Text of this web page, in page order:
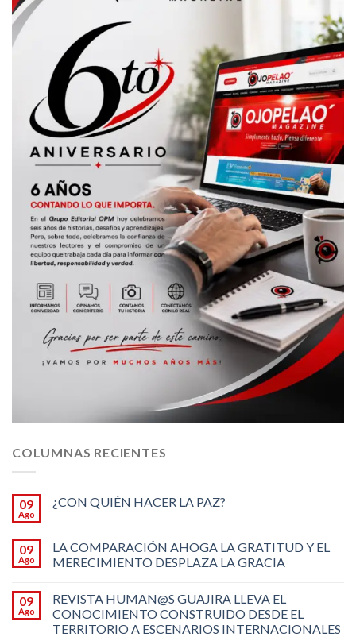
COLUMNAS RECIENTES
09
Ago
¿CON QUIÉN HACER LA PAZ?
09
Ago
LA COMPARACIÓN AHOGA LA GRATITUD Y EL
MERECIMIENTO DESPLAZA LA GRACIA
09
Ago
REVISTA HUMAN@S GUAJIRA LLEVA EL
CONOCIMIENTO CONSTRUIDO DESDE EL
TERRITORIO A ESCENARIOS INTERNACIONALES